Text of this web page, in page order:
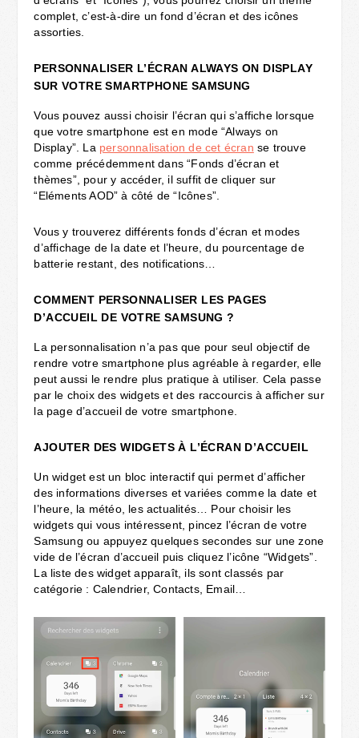
complet, c’est-à-dire un fond d’écran et des icônes
assorties.
PERSONNALISER L’ÉCRAN ALWAYS ON DISPLAY
SUR VOTRE SMARTPHONE SAMSUNG
Vous pouvez aussi choisir l’écran qui s’affiche lorsque
que votre smartphone est en mode “Always on
Display”. La personnalisation de cet écran se trouve
comme précédemment dans “Fonds d’écran et
thèmes”, pour y accéder, il suffit de cliquer sur
“Eléments AOD” à côté de “Icônes”.
Vous y trouverez différents fonds d’écran et modes
d’affichage de la date et l’heure, du pourcentage de
batterie restant, des notifications…
COMMENT PERSONNALISER LES PAGES
D’ACCUEIL DE VOTRE SAMSUNG ?
La personnalisation n’a pas que pour seul objectif de
rendre votre smartphone plus agréable à regarder, elle
peut aussi le rendre plus pratique à utiliser. Cela passe
par le choix des widgets et des raccourcis à afficher sur
la page d’accueil de votre smartphone.
AJOUTER DES WIDGETS À L’ÉCRAN D’ACCUEIL
Un widget est un bloc interactif qui permet d’afficher
des informations diverses et variées comme la date et
l’heure, la météo, les actualités… Pour choisir les
widgets qui vous intéressent, pincez l’écran de votre
Samsung ou appuyez quelques secondes sur une zone
vide de l’écran d’accueil puis cliquez l’icône “Widgets”.
La liste des widget apparaît, ils sont classés par
catégorie : Calendrier, Contacts, Email…